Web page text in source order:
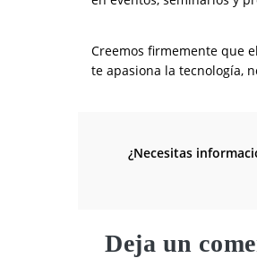
Creemos firmemente que
te apasiona la tecnología,
¿Necesitas
Deja un